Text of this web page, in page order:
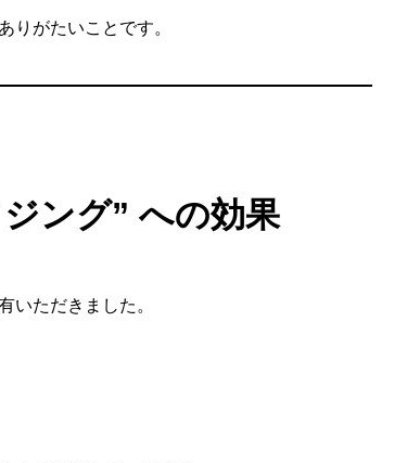
りがたいことです。
ング” への効果
いただきました。